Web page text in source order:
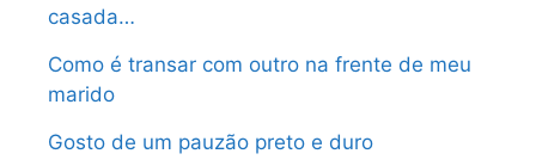
casada…
Como é transar com outro na frente de meu
marido
Gosto de um pauzão preto e duro